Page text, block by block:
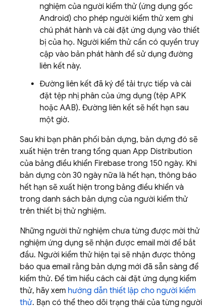
nghiệm của người kiểm thử (ứng dụng gốc
Android) cho phép người kiểm thử xem ghi
chú phát hành và cài đặt ứng dụng vào thiết
bị của họ. Người kiểm thử cần có quyền truy
cập vào bản phát hành để sử dụng đường
liên kết này.
Đường liên kết đã ký để tải trực tiếp và cài
đặt tệp nhị phân của ứng dụng (tệp APK
hoặc AAB). Đường liên kết sẽ hết hạn sau
một giờ.
Sau khi bạn phân phối bản dựng, bản dựng đó sẽ
xuất hiện trên trang tổng quan App Distribution
của bảng điều khiển Firebase trong 150 ngày. Khi
bản dựng còn 30 ngày nữa là hết hạn, thông báo
hết hạn sẽ xuất hiện trong bảng điều khiển và
trong danh sách bản dựng của người kiểm thử
trên thiết bị thử nghiệm.
Những người thử nghiệm chưa từng được mời thử
nghiệm ứng dụng sẽ nhận được email mời để bắt
đầu. Người kiểm thử hiện tại sẽ nhận được thông
báo qua email rằng bản dựng mới đã sẵn sàng để
kiểm thử. Để tìm hiểu cách cài đặt ứng dụng kiểm
thử, hãy xem hướng dẫn thiết lập cho người kiểm
thử. Bạn có thể theo dõi trạng thái của từng người